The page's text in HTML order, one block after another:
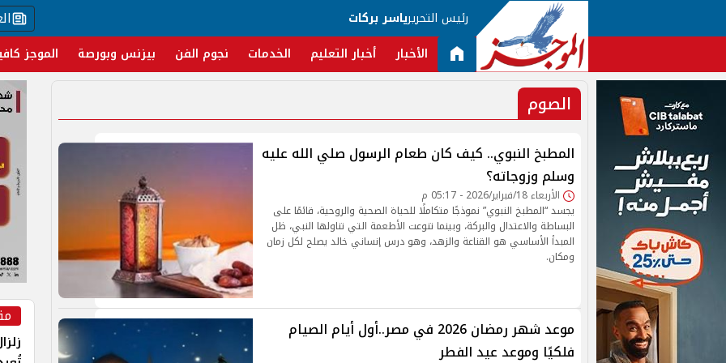
رئيس التحريرياسر بركات
الأخبار أخبار التعليم الخدمات نجوم الفن بيزنس وبورصة الموجز
الصوم
المطبخ النبوي.. كيف كان طعام الرسول صلي الله عليه
وسلم وزوجاته؟
الأربعاء 18/فبراير/2026 - 05:17 م
يجسد “المطبخ النبوي” نموذجًا متكاملًا للحياة الصحية والروحية، قائمًا على
البساطة والاعتدال والبركة، وبينما تنوعت الأطعمة التي تناولها النبي، ظل
المبدأ الأساسي هو القناعة والزهد، وهو درس إنساني خالد يصلح لكل زمان
ومكان.
موعد شهر رمضان 2026 في مصر..أول أيام الصيام
فلكيًا وموعد عيد الفطر